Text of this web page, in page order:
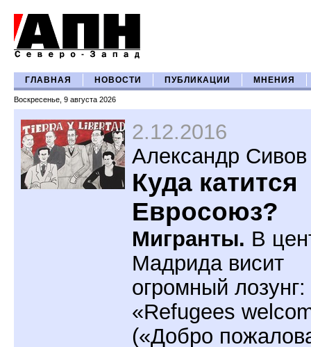
ГЛАВНАЯ НОВОСТИ ПУБЛИКАЦИИ МНЕНИЯ
Воскресенье, 9 августа 2026
2.12.2016
Александр Сивов
Куда катится
Евросоюз?
Мигранты. В
Мадрида висит
огромный лозунг:
«Refugees
(«Добро